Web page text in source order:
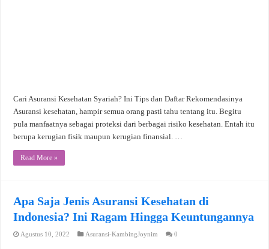
Cari Asuransi Kesehatan Syariah? Ini Tips dan Daftar Rekomendasinya
Asuransi kesehatan, hampir semua orang pasti tahu tentang itu. Begitu
pula manfaatnya sebagai proteksi dari berbagai risiko kesehatan. Entah itu
berupa kerugian fisik maupun kerugian finansial. …
Read More »
Apa Saja Jenis Asuransi Kesehatan di
Indonesia? Ini Ragam Hingga Keuntungannya
Agustus 10, 2022 Asuransi-KambingJoynim 0